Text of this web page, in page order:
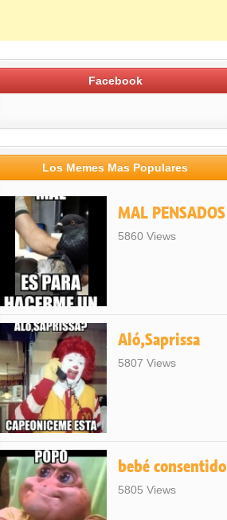
Facebook
Los Memes Mas Populares
MAL PENSADOS
5860 Views
Aló,Saprissa
5807 Views
bebé consentido
5805 Views